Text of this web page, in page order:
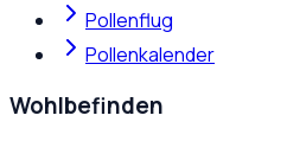
Pollenflug
Pollenkalender
Wohlbefinden